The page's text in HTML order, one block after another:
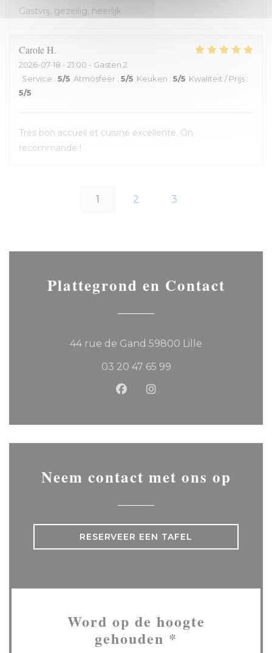
Gastvrij, gezellig, heerlijk
CaroleH
2026-07-18 - 21:00 - Gasten 2
Service : 5/5 Atmosfeer : 5/5 Keuken : 5/5 Kwaliteit / Prijs :
5/5
Très bon accueil et cuisine excellente. On
recommande !
1 2 3
Plattegrond en Contact
44 rue de Gand 59800 Lille
03 20 47 65 99
Facebook ((opent in een
Instagram ((opent in
Neem contact met ons op
RESERVEER EEN TAFEL
Word op de hoogte
gehouden *